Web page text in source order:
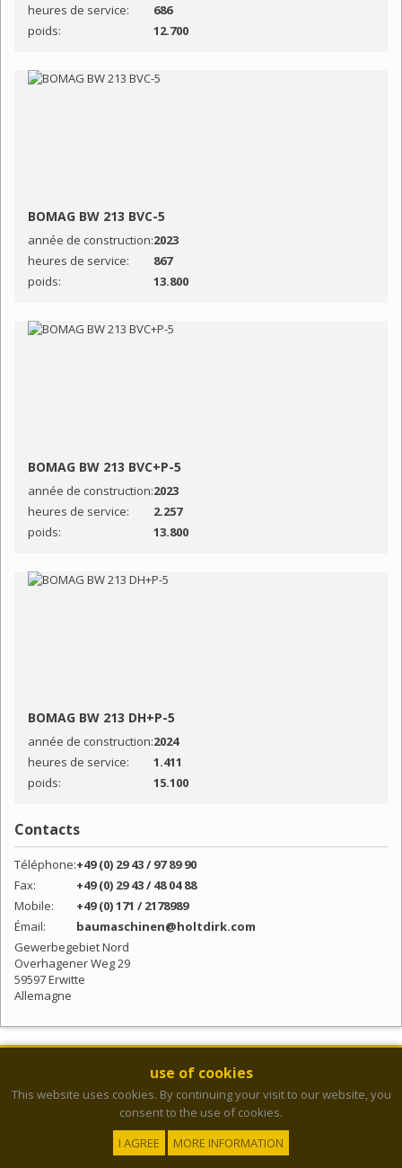
heures de service:
686
poids:
12.700
BOMAG BW 213 BVC-5
année de construction:2023
heures de service:
867
poids:
13.800
BOMAG BW 213 BVC+P-5
année de construction:2023
heures de service:
2.257
poids:
13.800
BOMAG BW 213 DH+P-5
année de construction:2024
heures de service:
1.411
poids:
15.100
Contacts
Téléphone:+49 (0) 29 43 / 97 89 90
Fax:
+49 (0) 29 43 / 48 04 88
Mobile:
+49 (0) 171 / 2178989
Émail:
baumaschinen@holtdirk.com
Gewerbegebiet Nord
Overhagener Weg 29
59597 Erwitte
Allemagne
Inscrivez-vous gratuitement à notre newsletter. Vous pouvez vous
désinscrire de notre service gratuit à tous moment.
© 2026 - Holtdirk Baumaschinen GmbH
Mentions légales
Politique de confidentialité
use of cookies
This website uses cookies. By continuing your visit to our website, you
consent to the use of cookies.
I AGREE
MORE INFORMATION